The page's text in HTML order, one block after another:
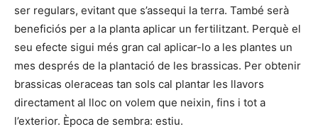
ser regulars, evitant que s’assequi la terra. També serà
beneficiós per a la planta aplicar un fertilitzant. Perquè el
seu efecte sigui més gran cal aplicar-lo a les plantes un
mes després de la plantació de les brassicas. Per obtenir
brassicas oleraceas tan sols cal plantar les llavors
directament al lloc on volem que neixin, fins i tot a
l’exterior. Època de sembra: estiu.